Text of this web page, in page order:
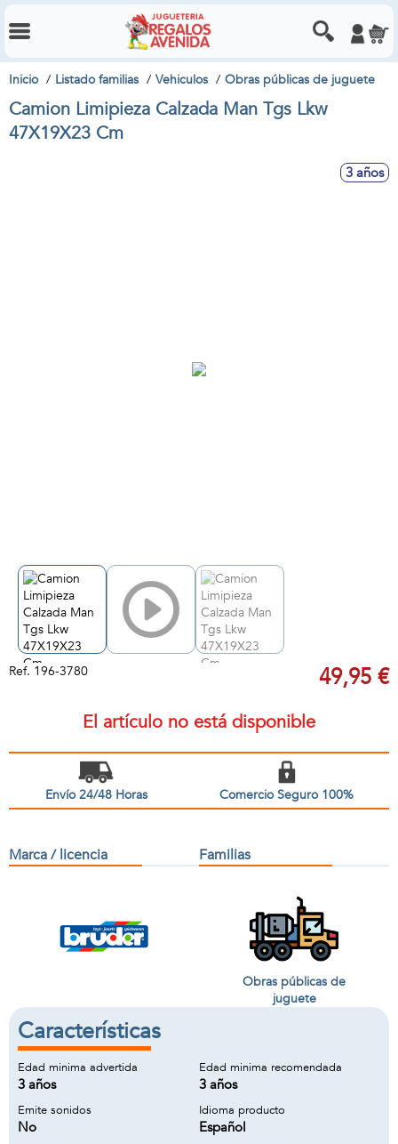
Inicio Listado familias Vehiculos Obras públicas de juguete
Camion Limipieza Calzada Man Tgs Lkw
47X19X23 Cm
3 años
Ref. 196-3780 49,95 €
El artículo no está disponible
Envío 24/48 Horas Comercio Seguro 100%
Marca / licencia Familias
Obras públicas de
juguete
Características
Edad minima advertida
3 años
Edad minima recomendada
3 años
Emite sonidos
No
Idioma producto
Español